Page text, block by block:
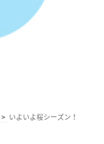
いよいよ桜シーズン！